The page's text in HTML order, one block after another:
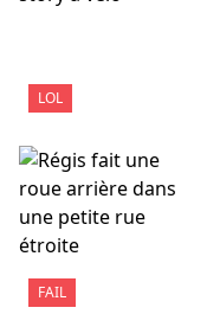
LOL
FAIL